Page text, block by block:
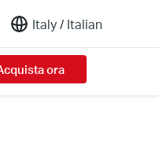
Italy / Italian
ora